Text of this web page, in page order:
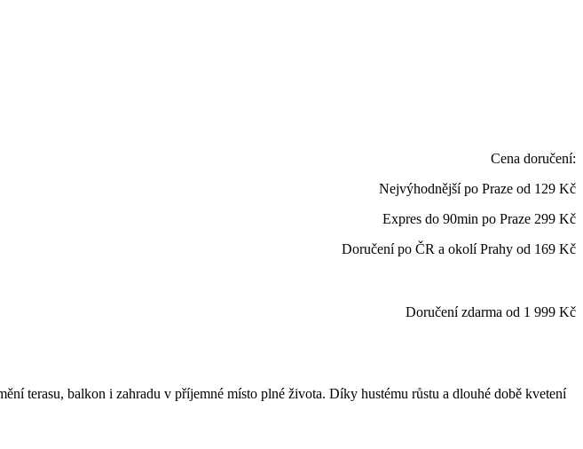
terasu, balkon i zahradu v příjemné místo plné života. Díky hustému růstu a dlouhé době kvetení
Cena doručení:
Nejvýhodnější po Praze od 129 Kč
Expres do 90min po Praze 299 Kč
Doručení po ČR a okolí Prahy od 169 Kč
Doručení zdarma od 1 999 Kč